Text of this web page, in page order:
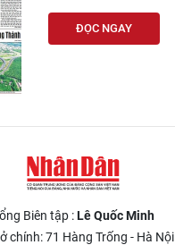
ĐỌC NGAY
Biên tập :Lê Quốc Minh
chính: 71 Hàng Trống - Hà Nội